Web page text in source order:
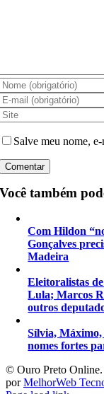
Salve meu nome,
Você também
Com Hildon
Gonçalves
Madeira
Eleitoralistas
Lula; Marcos
outros
Sílvia, Máximo,
nomes fortes
©️ Ouro Preto Online.
porMelhorWeb